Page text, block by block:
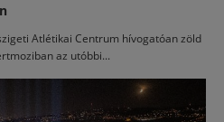
Atlétikai Centrum hívogatóan zöld
az utóbbi...